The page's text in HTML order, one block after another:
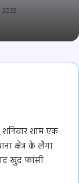
2025
शाम एक
क्षेत्र के लैगा
खुद फांसी